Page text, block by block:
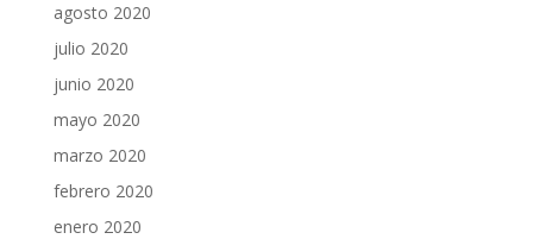
agosto 2020
julio 2020
junio 2020
mayo 2020
marzo 2020
febrero 2020
enero 2020